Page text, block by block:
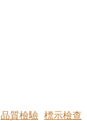
品質檢驗 標示檢查